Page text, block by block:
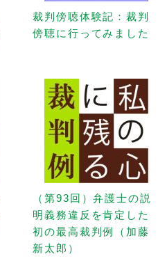
裁判傍聴体験記：裁判
傍聴に行ってみました
（第93回）弁護士の説
明義務違反を肯定した
初の最高裁判例（加藤
新太郎）